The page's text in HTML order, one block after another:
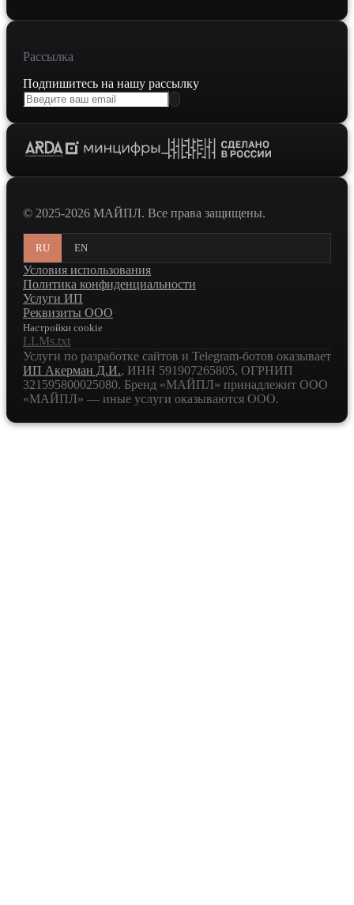
Рассылка
Подпишитесь на нашу рассылку
© 2025-2026 МАЙПЛ. Все права защищены.
RU EN
Условия использования
Политика конфиденциальности
Услуги ИП
Реквизиты ООО
Настройки cookie
LLMs.txt
Услуги по разработке сайтов и Telegram-ботов оказывает
ИП Акерман Д.И., ИНН 591907265805, ОГРНИП
321595800025080. Бренд «МАЙПЛ» принадлежит ООО
«МАЙПЛ» — иные услуги оказываются ООО.